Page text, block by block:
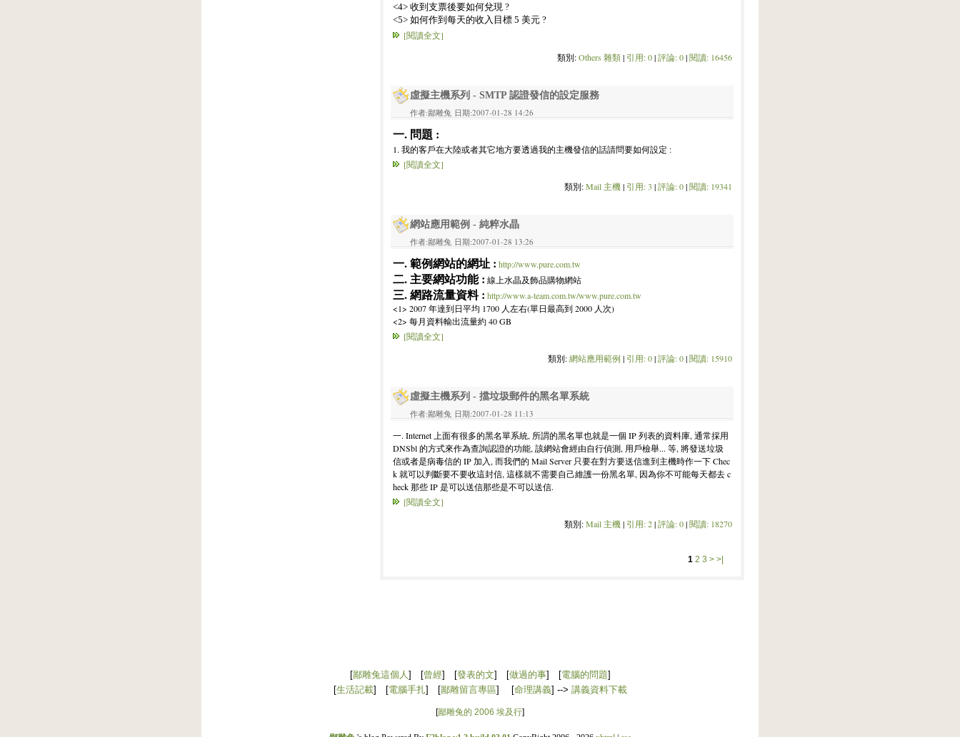
<4> 收到支票後要如何兌現 ?
<5> 如何作到每天的收入目標 5 美元 ?
[閱讀全文]
類別:Others 雜類| 引用: 0|評論: 0|閱讀: 16456
虛擬主機系列 - SMTP 認證發信的設定服務
作者:鄙雕兔 日期:2007-01-28 14:26
一. 問題 :
1. 我的客戶在大陸或者其它地方要透過我的主機發信的話請問要如何設定 :
[閱讀全文]
類別:Mail 主機| 引用: 3 |評論: 0|閱讀: 19341
網站應用範例 - 純粹水晶
作者:鄙雕兔 日期:2007-01-28 13:26
一. 範例網站的網址 : http://www.pure.com.tw
二. 主要網站功能 : 線上水晶及飾品購物網站
三. 網路流量資料 : http://www.a-team.com.tw/www.pure.com.tw
<1> 2007 年達到日平均 1700 人左右(單日最高到 2000 人次)
<2> 每月資料輸出流量約 40 GB
[閱讀全文]
類別:網站應用範例 | 引用: 0|評論: 0|閱讀: 15910
虛擬主機系列 - 擋垃圾郵件的黑名單系統
作者:鄙雕兔 日期:2007-01-28 11:13
一. Internet 上面有很多的黑名單系統, 所謂的黑名單也就是一個 IP 列表的資料庫, 通常採用
DNSbl 的方式來作為查詢認證的功能, 該網站會經由自行偵測, 用戶檢舉... 等, 將發送垃圾
信或者是病毒信的 IP 加入, 而我們的 Mail Server 只要在對方要送信進到主機時作一下 Chec
k 就可以判斷要不要收這封信, 這樣就不需要自己維護一份黑名單, 因為你不可能每天都去 c
heck 那些 IP 是可以送信那些是不可以送信.
[閱讀全文]
類別:Mail 主機| 引用: 2|評論: 0|閱讀: 18270
1 2 3 > >|
[鄙雕兔這個人] [曾經] [發表的文] [做過的事] [電腦的問題]
[生活記載] [電腦手扎] [鄙雕留言專區] [命理講義] --> 講義資料下載
[鄙雕兔的 2006 埃及行]